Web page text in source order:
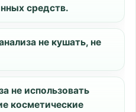
средств.
не кушать, не
не использовать
косметические